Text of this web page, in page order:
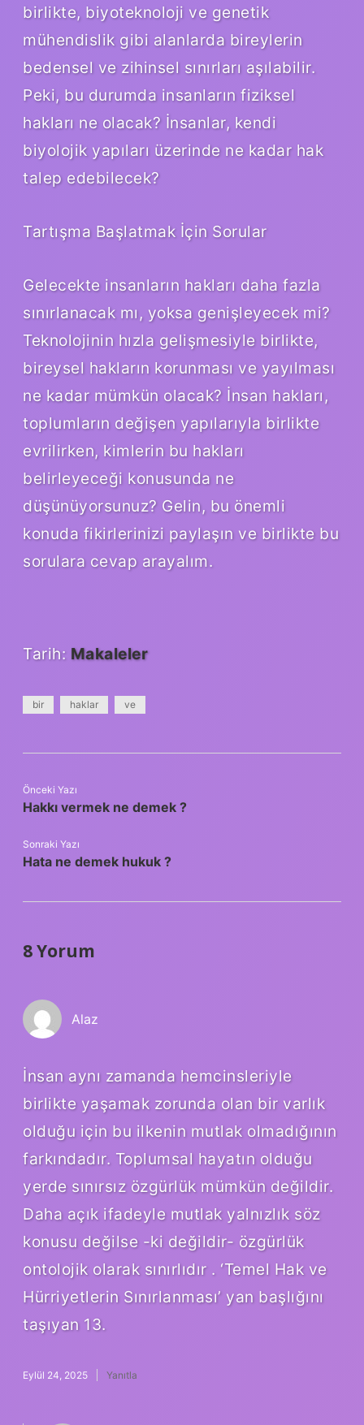
birlikte, biyoteknoloji ve genetik
mühendislik gibi alanlarda bireylerin
bedensel ve zihinsel sınırları aşılabilir.
Peki, bu durumda insanların fiziksel
hakları ne olacak? İnsanlar, kendi
biyolojik yapıları üzerinde ne kadar hak
talep edebilecek?
Tartışma Başlatmak İçin Sorular
Gelecekte insanların hakları daha fazla
sınırlanacak mı, yoksa genişleyecek mi?
Teknolojinin hızla gelişmesiyle birlikte,
bireysel hakların korunması ve yayılması
ne kadar mümkün olacak? İnsan hakları,
toplumların değişen yapılarıyla birlikte
evrilirken, kimlerin bu hakları
belirleyeceği konusunda ne
düşünüyorsunuz? Gelin, bu önemli
konuda fikirlerinizi paylaşın ve birlikte bu
sorulara cevap arayalım.
Tarih: Makaleler
bir haklar ve
Önceki Yazı
Hakkı vermek ne demek ?
Sonraki Yazı
Hata ne demek hukuk ?
8 Yorum
Alaz
İnsan aynı zamanda hemcinsleriyle
birlikte yaşamak zorunda olan bir varlık
olduğu için bu ilkenin mutlak olmadığının
farkındadır. Toplumsal hayatın olduğu
yerde sınırsız özgürlük mümkün değildir.
Daha açık ifadeyle mutlak yalnızlık söz
konusu değilse -ki değildir- özgürlük
ontolojik olarak sınırlıdır . ‘Temel Hak ve
Hürriyetlerin Sınırlanması’ yan başlığını
taşıyan 13.
Eylül 24, 2025 Yanıtla